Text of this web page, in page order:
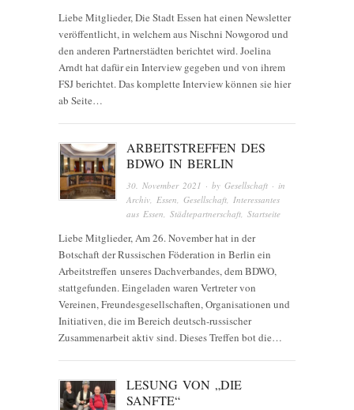
Liebe Mitglieder, Die Stadt Essen hat einen Newsletter
veröffentlicht, in welchem aus Nischni Nowgorod und
den anderen Partnerstädten berichtet wird. Joelina
Arndt hat dafür ein Interview gegeben und von ihrem
FSJ berichtet. Das komplette Interview können sie hier
ab Seite…
ARBEITSTREFFEN DES
BDWO IN BERLIN
30. November 2021 · byGesellschaft · in
Archiv,Essen,Gesellschaft,Interessantes
aus Essen,Städtepartnerschaft,Startseite
Liebe Mitglieder, Am 26. November hat in der
Botschaft der Russischen Föderation in Berlin ein
Arbeitstreffen unseres Dachverbandes, dem BDWO,
stattgefunden. Eingeladen waren Vertreter von
Vereinen, Freundesgesellschaften, Organisationen und
Initiativen, die im Bereich deutsch-russischer
Zusammenarbeit aktiv sind. Dieses Treffen bot die…
LESUNG VON „DIE
SANFTE“